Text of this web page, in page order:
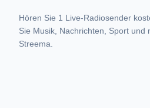
Hören Sie 1 Live-Radiosender
Sie Musik, Nachrichten, Sport und
Streema.